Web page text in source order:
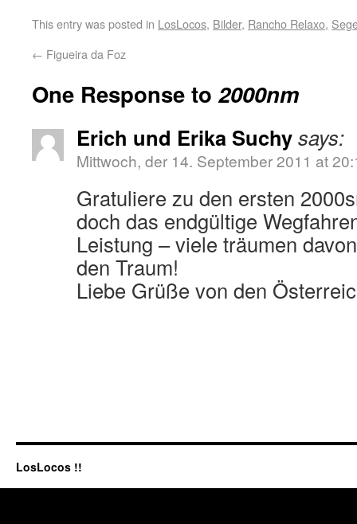
This entry was posted in LosLocos, Bilder, Rancho Relaxo,
← Figueira da Foz
One Response to2000nm
Erich und Erika Suchysays:
Mittwoch, der 14. September 2011 at
Gratuliere zu den ersten
doch das endgültige
Leistung – viele träumen
den Traum!
Liebe Grüße von den
LosLocos !!